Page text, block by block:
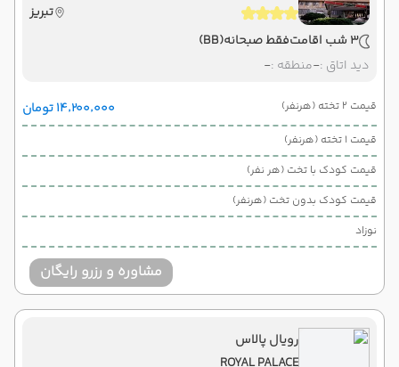
تبریز
3 شب اقامت
فقط صبحانه(BB)
دید اتاق :-منطقه :-
قیمت 2 تخته (هرنفر) ۱۴٬۲۰۰٬۰۰۰ تومان
قیمت 1 تخته (هرنفر)
قیمت کودک با تخت (هر نفر)
قیمت کودک بدون تخت (هرنفر)
نوزاد
مشاوره و رزرو رایگان
رویال پالاس